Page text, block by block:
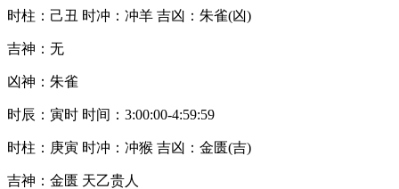
时柱：己丑 时冲：冲羊 吉凶：朱雀(凶)
吉神：无
凶神：朱雀
时辰：寅时 时间：3:00:00-4:59:59
时柱：庚寅 时冲：冲猴 吉凶：金匮(吉)
吉神：金匮 天乙贵人